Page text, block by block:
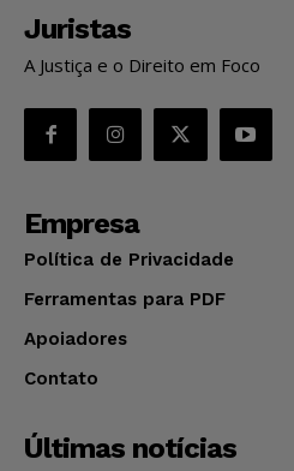
Juristas
A Justiça e o Direito em Foco
Empresa
Política de Privacidade
Ferramentas para PDF
Apoiadores
Contato
Últimas notícias